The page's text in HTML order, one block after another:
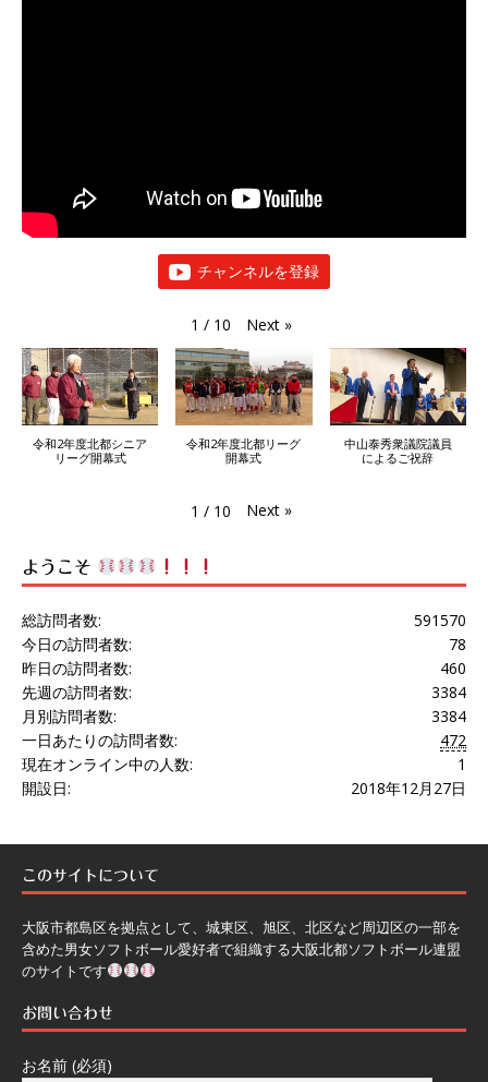
チャンネルを登録
1 / 10 Next »
令和2年度北都シニア
リーグ開幕式
令和2年度北都リーグ
開幕式
中山泰秀衆議院議員
によるご祝辞
1 / 10 Next »
ようこそ
591570
総訪問者数:
78
今日の訪問者数:
460
昨日の訪問者数:
3384
先週の訪問者数:
3384
月別訪問者数:
472
一日あたりの訪問者数:
1
現在オンライン中の人数:
2018年12月27日
開設日:
このサイトについて
大阪市都島区を拠点として、城東区、旭区、北区など周辺区の一部を
含めた男女ソフトボール愛好者で組織する大阪北都ソフトボール連盟
のサイトです
お問い合わせ
お名前 (必須)